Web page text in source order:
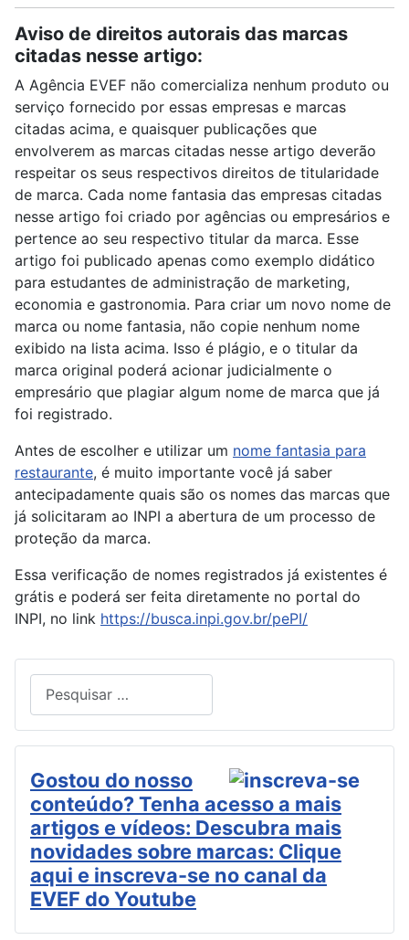
Aviso de direitos autorais das marcas
citadas nesse artigo:
A Agência EVEF não comercializa nenhum produto ou
serviço fornecido por essas empresas e marcas
citadas acima, e quaisquer publicações que
envolverem as marcas citadas nesse artigo deverão
respeitar os seus respectivos direitos de titularidade
de marca. Cada nome fantasia das empresas citadas
nesse artigo foi criado por agências ou empresários e
pertence ao seu respectivo titular da marca. Esse
artigo foi publicado apenas como exemplo didático
para estudantes de administração de marketing,
economia e gastronomia. Para criar um novo nome de
marca ou nome fantasia, não copie nenhum nome
exibido na lista acima. Isso é plágio, e o titular da
marca original poderá acionar judicialmente o
empresário que plagiar algum nome de marca que já
foi registrado.
Antes de escolher e utilizar um nome fantasia para
restaurante, é muito importante você já saber
antecipadamente quais são os nomes das marcas que
já solicitaram ao INPI a abertura de um processo de
proteção da marca.
Essa verificação de nomes registrados já existentes é
grátis e poderá ser feita diretamente no portal do
INPI, no link https://busca.inpi.gov.br/pePI/
Gostou do nosso
conteúdo? Tenha acesso a mais
artigos e vídeos: Descubra mais
novidades sobre marcas: Clique
aqui e inscreva-se no canal da
EVEF do Youtube